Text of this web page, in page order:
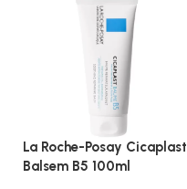
La Roche-Posay Cicaplast
Balsem B5 100ml